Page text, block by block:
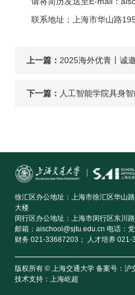
联系地址：上海市华山路
上一篇： 2025海外优青丨诚
学院申报！
下一篇： 人工智能学院具身
徐汇区办公地址：上海市徐汇区华山
大楼
闵行区办公地址：上海市闵行区东川
邮箱：aischool@sjtu.edu.cn 电话：
财务 021-33687203； 人才培养 021-
版权所有 © 上海交通大学 备案号：沪
技术支持： 上海屹超